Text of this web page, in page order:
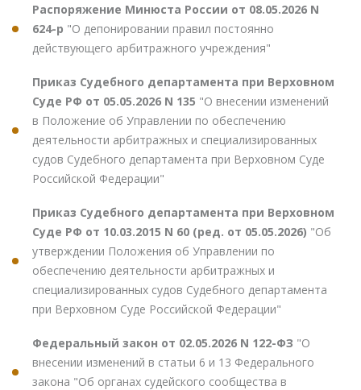
Распоряжение Минюста России от 08.05.2026 N
624-р "О депонировании правил постоянно
действующего арбитражного учреждения"
Приказ Судебного департамента при Верховном
Суде РФ от 05.05.2026 N 135 "О внесении изменений
в Положение об Управлении по обеспечению
деятельности арбитражных и специализированных
судов Судебного департамента при Верховном Суде
Российской Федерации"
Приказ Судебного департамента при Верховном
Суде РФ от 10.03.2015 N 60 (ред. от 05.05.2026) "Об
утверждении Положения об Управлении по
обеспечению деятельности арбитражных и
специализированных судов Судебного департамента
при Верховном Суде Российской Федерации"
Федеральный закон от 02.05.2026 N 122-ФЗ "О
внесении изменений в статьи 6 и 13 Федерального
закона "Об органах судейского сообщества в